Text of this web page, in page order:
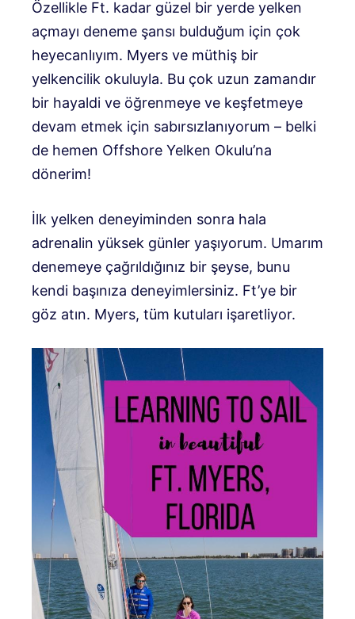
Özellikle Ft. kadar güzel bir yerde yelken
açmayı deneme şansı bulduğum için çok
heyecanlıyım. Myers ve müthiş bir
yelkencilik okuluyla. Bu çok uzun zamandır
bir hayaldi ve öğrenmeye ve keşfetmeye
devam etmek için sabırsızlanıyorum – belki
de hemen Offshore Yelken Okulu’na
dönerim!
İlk yelken deneyiminden sonra hala
adrenalin yüksek günler yaşıyorum. Umarım
denemeye çağrıldığınız bir şeyse, bunu
kendi başınıza deneyimlersiniz. Ft’ye bir
göz atın. Myers, tüm kutuları işaretliyor.